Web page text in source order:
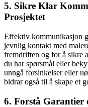
5. Sikre Klar
Prosjektet
Effektiv kommunikasjon
jevnlig kontakt med
fremdriften og for å sikre
du har spørsmål eller
unngå forsinkelser eller
bidrar også til å skape et
6. Forstå Garantier